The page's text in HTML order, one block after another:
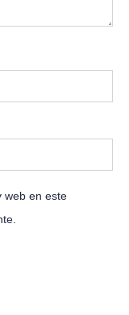
web en este